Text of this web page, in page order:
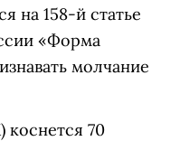
на 158-й статье
«Форма
молчание
70